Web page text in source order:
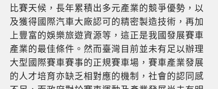
比賽天候，長年累積出多元產業的競爭優勢，以
及獲得國際汽車大廠認可的精密製造技術，再加
上豐富的娛樂旅遊資源等，這正是我國發展賽車
產業的最佳條件。然而臺灣目前並未有足以辦理
大型國際賽車賽事的正規賽車場，賽車產業發展
的人才培育亦缺乏相對應的機制，社會的認同感